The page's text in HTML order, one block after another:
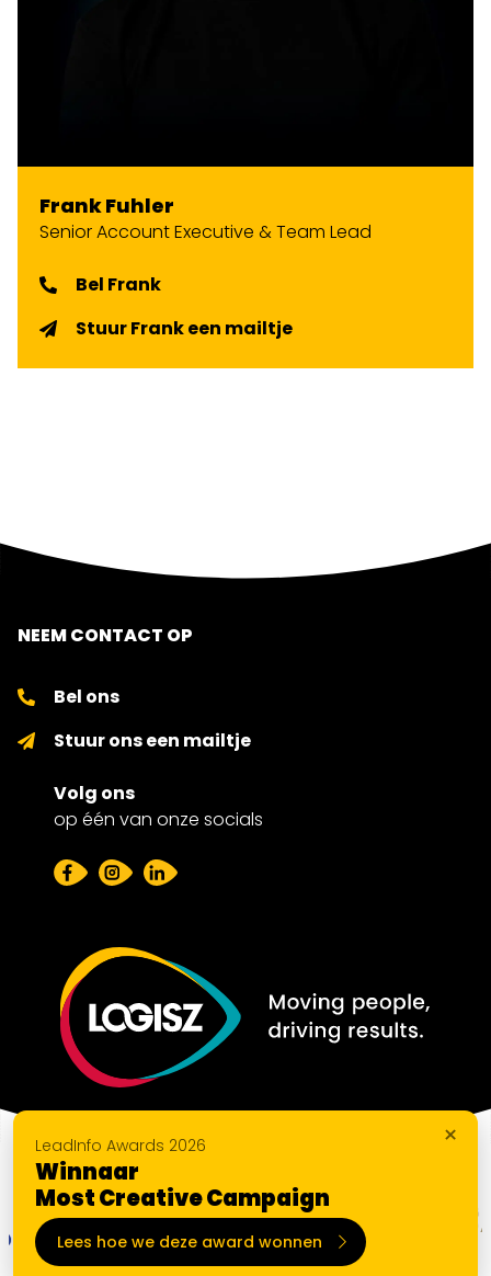
×
LeadInfo Awards 2026
Winnaar
Most Creative Campaign
Lees hoe we deze award wonnen
Frank Fuhler
Senior Account Executive & Team Lead
Bel Frank
Stuur Frank een mailtje
NEEM CONTACT OP
Bel ons
Stuur ons een mailtje
Volg ons
op één van onze socials